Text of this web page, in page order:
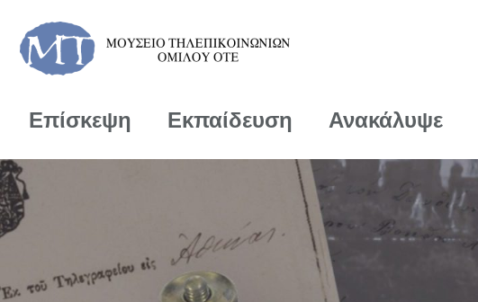
Επίσκεψη Εκπαίδευση Ανακάλυψε